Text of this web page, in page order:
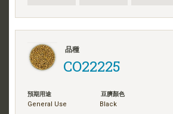
品種
CO22225
預期用途
General Use
豆臍顏色
Black